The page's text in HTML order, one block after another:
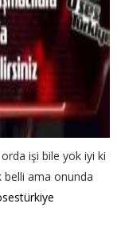
işi bile yok iyi ki
belli ama onunda